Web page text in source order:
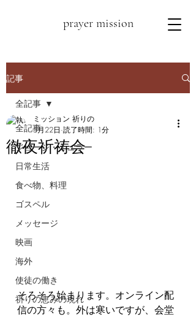
prayer mission
記事
全記事
ジョージ・ミュラー
日常生活
食べ物、料理
ゴスペル
メッセージ
映画
海外
使徒の働き
祈りの恵みの現れ
全記事
徹夜祈祷会
ミッション 祈りの
5月22日 読了時間: 1分
そろそろ始まります。オンライン配
信の方々も。外は寒いですが、会堂